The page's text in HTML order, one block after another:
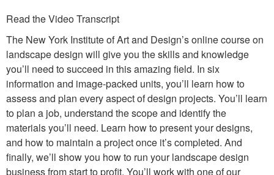
Read the Video Transcript
The New York Institute of Art and Design’s online course on
landscape design will give you the skills and knowledge
you’ll need to succeed in this amazing field. In six
information and image-packed units, you’ll learn how to
assess and plan every aspect of design projects. You’ll learn
to plan a job, understand the scope and identify the
materials you’ll need. Learn how to present your designs,
and how to maintain a project once it’s completed. And
finally, we’ll show you how to run your landscape design
business from start to profit. You’ll work with one of our